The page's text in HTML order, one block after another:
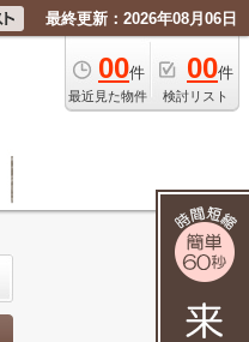
最終更新：2026年08月06日
00件
最近見た物件
00件
検討リスト